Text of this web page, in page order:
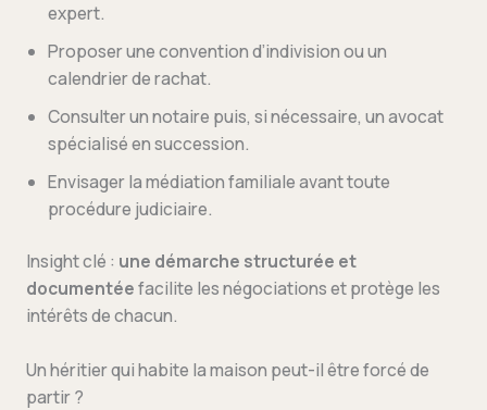
expert.
Proposer une convention d’indivision ou un
calendrier de rachat.
Consulter un notaire puis, si nécessaire, un avocat
spécialisé en succession.
Envisager la médiation familiale avant toute
procédure judiciaire.
Insight clé : une démarche structurée et
documentéefacilite les négociations et protège les
intérêts de chacun.
Un héritier qui habite la maison peut-il être forcé de
partir ?